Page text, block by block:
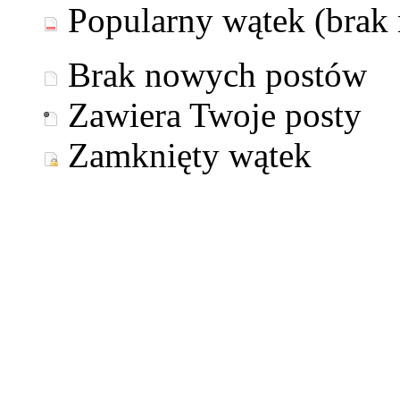
Popularny wątek
Brak nowych postów
Zawiera Twoje posty
Zamknięty wątek